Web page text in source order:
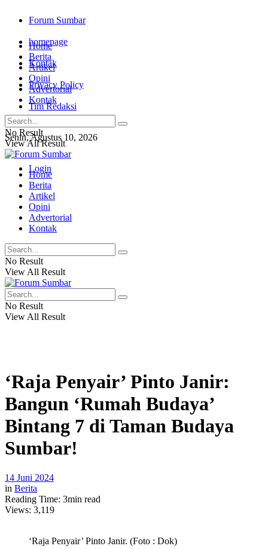
Forum Sumbar
homepage
Kontak
Privacy Policy
Tim Redaksi
Senin, Agustus 10, 2026
Login
Home
Berita
Artikel
Opini
Advertorial
Kontak
No Result
View All Result
Home
Berita
Artikel
Opini
Advertorial
Kontak
No Result
View All Result
No Result
View All Result
‘Raja Penyair’ Pinto Janir:
Bangun ‘Rumah Budaya’
Bintang 7 di Taman Budaya
Sumbar!
14 Juni 2024
in Berita
Reading Time: 3min read
Views: 3,119
‘Raja Penyair’ Pinto Janir. (Foto : Dok)